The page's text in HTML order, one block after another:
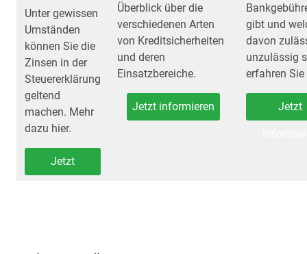
Unter gewissen
Umständen
können Sie die
Zinsen in der
Steuererklärung
geltend
machen. Mehr
dazu hier.
Jetzt
Überblick über die
verschiedenen Arten
von Kreditsicherheiten
und deren
Einsatzbereiche.
Jetzt informieren
gibt und
davon
unzulässig
erfahren Sie
Jetzt